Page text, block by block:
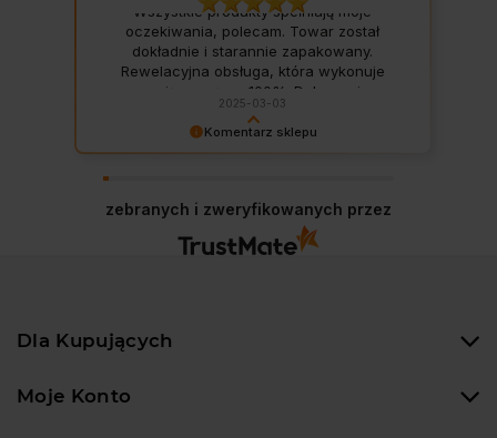
Komentarz sklepu
oczekiwania. Zapraszamy ponownie! 😊
Wszystkie produkty spełniają moje
oczekiwania, polecam. Towar został
dokładnie i starannie zapakowany.
Rewelacyjna obsługa, która wykonuje
swoją pracę na 100%. Dobry opis
sprzedawanych produktów,
konkurencyjne ceny,szybka
zamówienia, dobrze towar opakowany.
ktoś rzucał ten karton, nic by mu nie stało
2025-03-03
zebranych i zweryfikowanych przez
Dla Kupujących
Moje Konto